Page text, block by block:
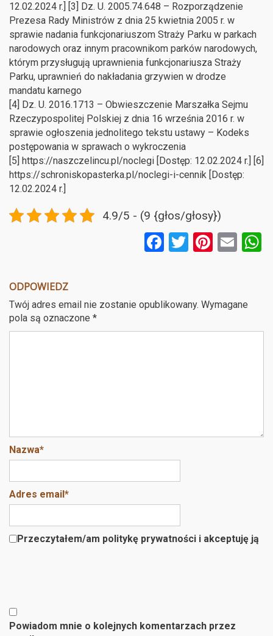
12.02.2024 r.] [3] Dz. U. 2005.74.648 – Rozporządzenie
Prezesa Rady Ministrów z dnia 25 kwietnia 2005 r. w
sprawie nadania funkcjonariuszom Straży Parku w parkach
narodowych oraz innym pracownikom parków narodowych,
którym przysługują uprawnienia funkcjonariusza Straży
Parku, uprawnień do nakładania grzywien w drodze
mandatu karnego
[4] Dz. U. 2016.1713 – Obwieszczenie Marszałka Sejmu
Rzeczypospolitej Polskiej z dnia 16 września 2016 r. w
sprawie ogłoszenia jednolitego tekstu ustawy – Kodeks
postępowania w sprawach o wykroczenia
[5] https://naszczelincu.pl/noclegi [Dostęp: 12.02.2024 r.] [6]
https://schroniskopasterka.pl/noclegi-i-cennik [Dostęp:
12.02.2024 r.]
4.9/5 - (9 {głos/głosy})
F
b
o
T
er
Pi
es
E
ODPOWIEDZ
Twój adres email nie zostanie opublikowany. Wymagane
pola są oznaczone *
Nazwa*
Adres email *
Przeczytałem/am politykę prywatności i akceptuję ją
Powiadom mnie o kolejnych komentarzach przez